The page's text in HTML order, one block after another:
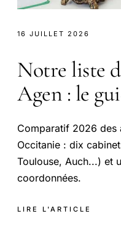
16 JUILLET 2026
Notre liste
Agen : le
Comparatif 2026 des
Occitanie : dix
Toulouse, Auch...) et
coordonnées.
LIRE L'ARTICLE